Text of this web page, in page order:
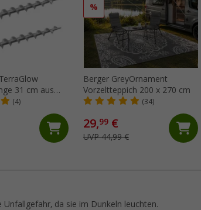
31 cm aus
gemischte
(4)
%
Berger GreyOrnament
Vorzeltteppich 200 x 270 cm
(34)
29,99 €
UVP 44,99 €
da sie im Dunkeln leuchten.